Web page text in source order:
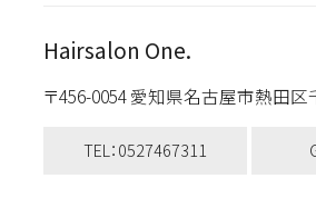
Hairsalon One.
〒456-0054 愛知県名古屋市熱田
TEL：0527467311